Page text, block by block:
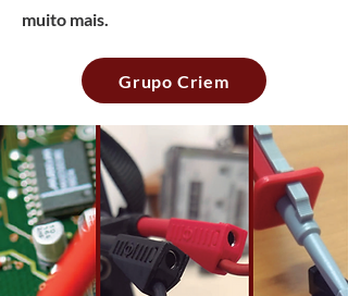
muito mais.
Grupo Criem